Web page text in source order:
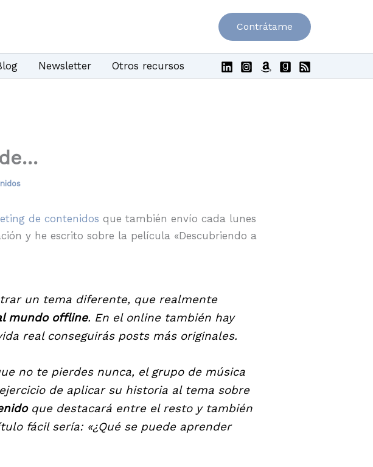
Contrátame
Newsletter Otros recursos
de contenidos que también envío cada lunes
y he escrito sobre la película «Descubriendo a
un tema diferente, que realmente
mundo offline. En el online también hay
real conseguirás posts más originales.
no te pierdes nunca, el grupo de música
de aplicar su historia al tema sobre
que destacará entre el resto y también
fácil sería: «¿Qué se puede aprender